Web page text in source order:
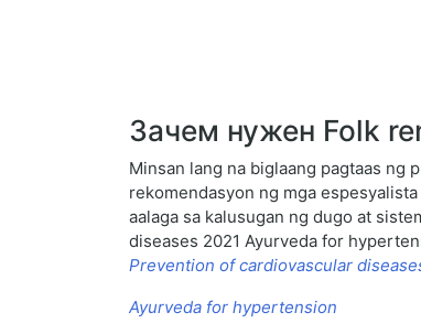
Зачем нужен Folk
Minsan lang na biglaang pagtaas ng
rekomendasyon ng mga
aalaga sa kalusugan ng dugo at
diseases 2021 Ayurveda for
Prevention of cardiovascular
Ayurveda for hypertension